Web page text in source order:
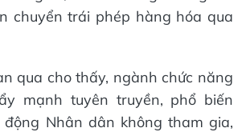
chuyển trái phép hàng hóa qua
qua cho thấy, ngành chức năng
mạnh tuyên truyền, phổ biến
Nhân dân không tham gia,